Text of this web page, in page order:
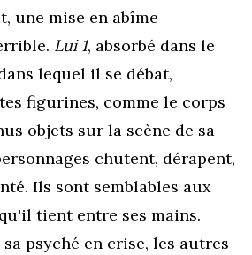
une mise en abîme
Lui 1, absorbé dans le
lequel il se débat,
figurines, comme le corps
objets sur la scène de sa
chutent, dérapent,
Ils sont semblables aux
tient entre ses mains.
psyché en crise, les autres